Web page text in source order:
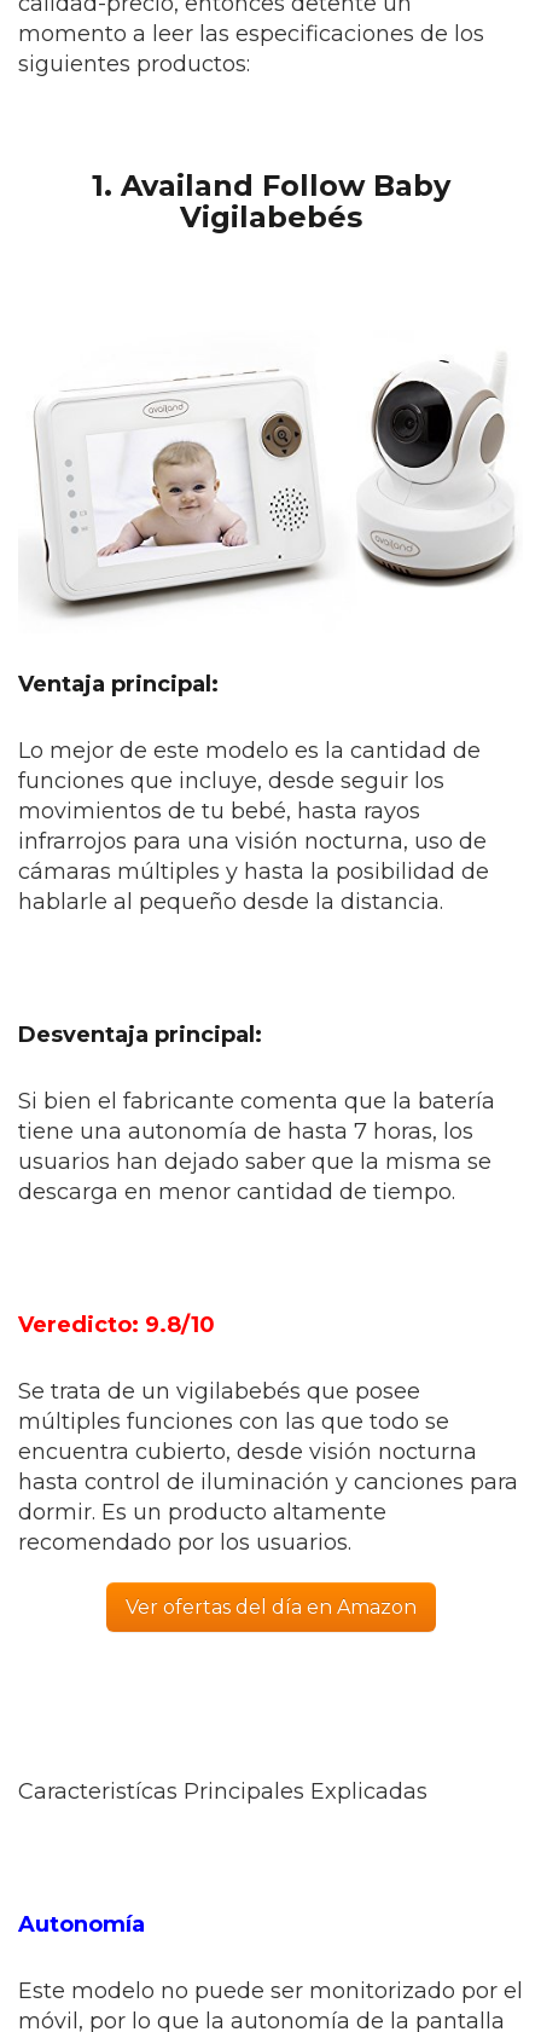
momento a leer las especificaciones de los
siguientes productos:
1. Availand Follow Baby
Vigilabebés
Ventaja principal:
Lo mejor de este modelo es la cantidad de
funciones que incluye, desde seguir los
movimientos de tu bebé, hasta rayos
infrarrojos para una visión nocturna, uso de
cámaras múltiples y hasta la posibilidad de
hablarle al pequeño desde la distancia.
Desventaja principal:
Si bien el fabricante comenta que la batería
tiene una autonomía de hasta 7 horas, los
usuarios han dejado saber que la misma se
descarga en menor cantidad de tiempo.
Veredicto: 9.8/10
Se trata de un vigilabebés que posee
múltiples funciones con las que todo se
encuentra cubierto, desde visión nocturna
hasta control de iluminación y canciones para
dormir. Es un producto altamente
recomendado por los usuarios.
Ver ofertas del día en Amazon
Caracteristícas Principales Explicadas
Autonomía
Este modelo no puede ser monitorizado por el
móvil, por lo que la autonomía de la pantalla